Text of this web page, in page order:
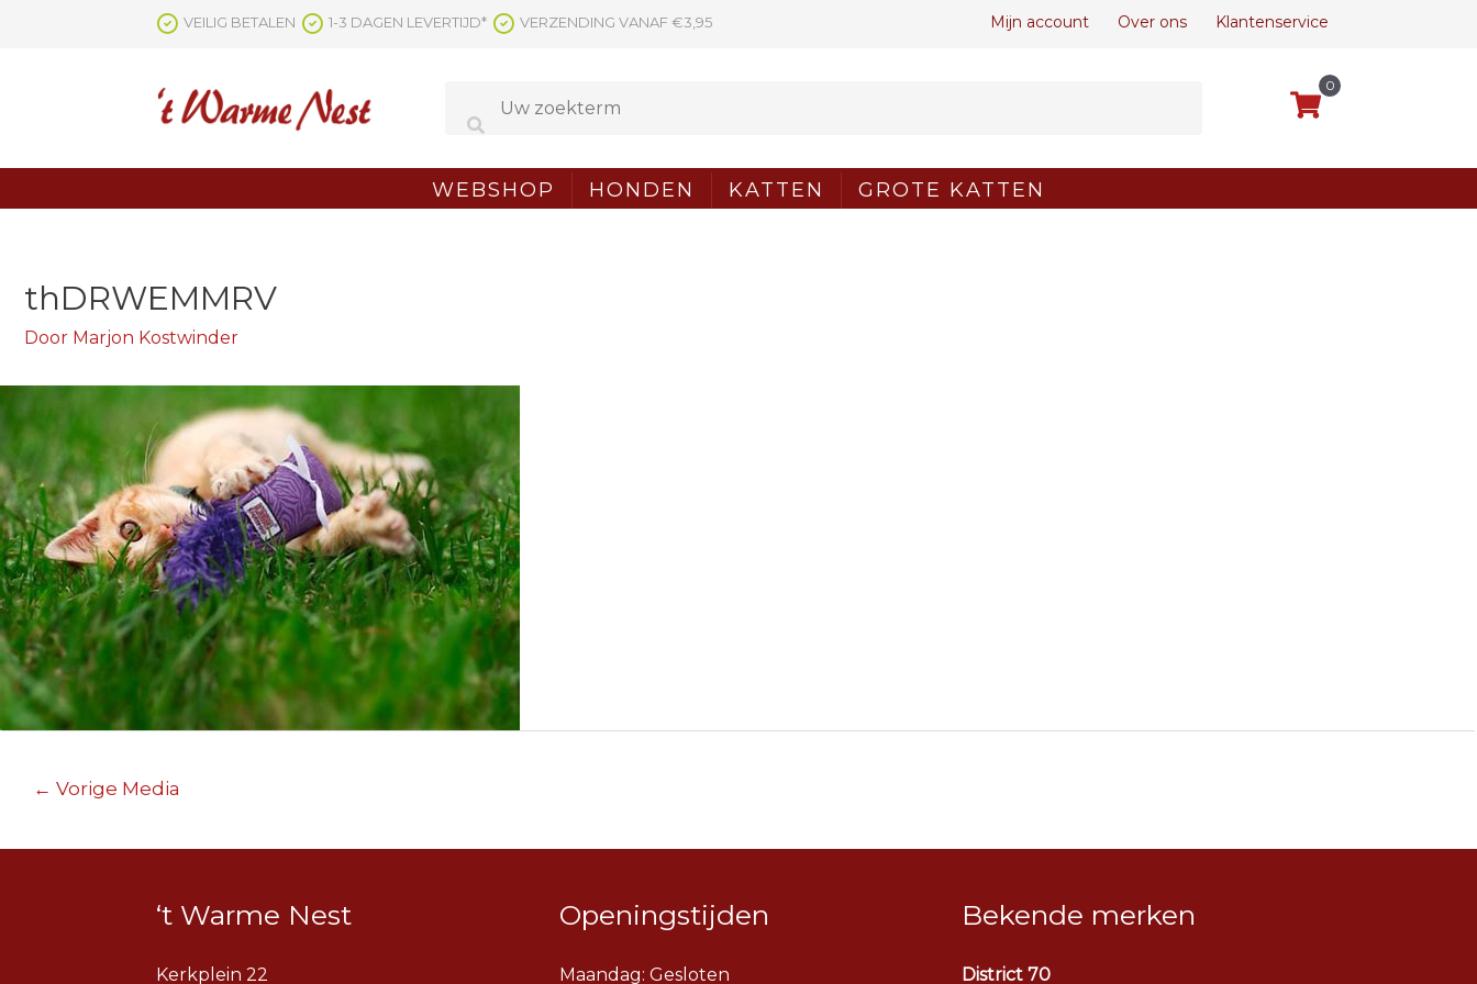
VEILIG BETALEN 1-3 DAGEN LEVERTIJD* VERZENDING VANAF €3,95 Mijn account Over ons Klantenservice
0
WEBSHOP HONDEN KATTEN GROTE KATTEN
thDRWEMMRV
Door Marjon Kostwinder
Berichtnavigatie
← Vorige Media
‘t Warme Nest
Kerkplein 22
Openingstijden
Maandag: Gesloten
Bekende merken
District 70